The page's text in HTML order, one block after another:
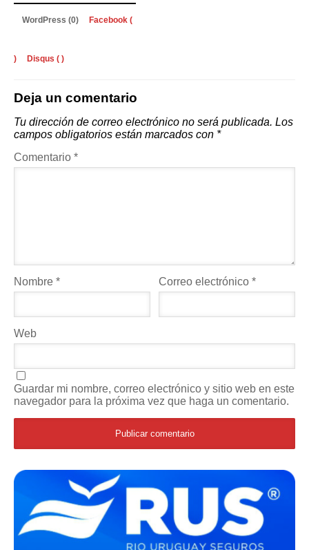
WordPress (0) Facebook (
) Disqus ( )
Deja un comentario
Tu dirección de correo electrónico no será publicada. Los
campos obligatorios están marcados con *
Comentario *
Nombre * Correo electrónico*
Web
Guardar mi nombre, correo electrónico y sitio web en este
navegador para la próxima vez que haga un comentario.